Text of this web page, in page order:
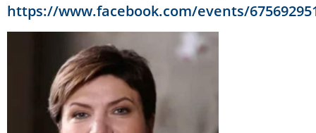
https://www.facebook.com/events/